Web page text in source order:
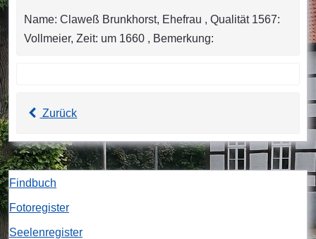
Name: Claweß Brunkhorst, Ehefrau , Qualität 1567:
Vollmeier, Zeit: um 1660 , Bemerkung:
Zurück
Findbuch
Fotoregister
Seelenregister